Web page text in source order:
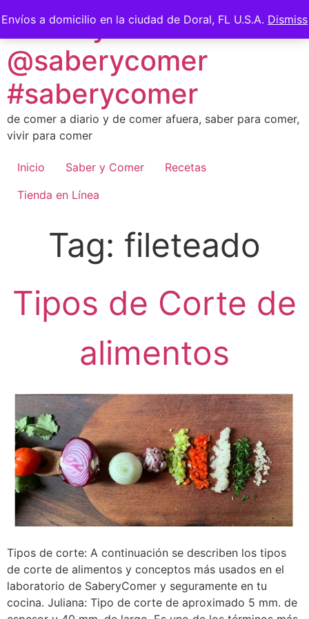
Envíos a domicilio en la ciudad de Doral, FL U.S.A. Dismiss
to
content
Saber y Comer -
@saberycomer
#saberycomer
de comer a diario y de comer afuera, saber para comer,
vivir para comer
Inicio Saber y Comer
Recetas
Tienda en Línea
Tag: fileteado
Tipos de Corte de
alimentos
Tipos de corte: A continuación se describen los tipos
de corte de alimentos y conceptos más usados en el
laboratorio de SaberyComer y seguramente en tu
cocina. Juliana: Tipo de corte de aproximado 5 mm. de